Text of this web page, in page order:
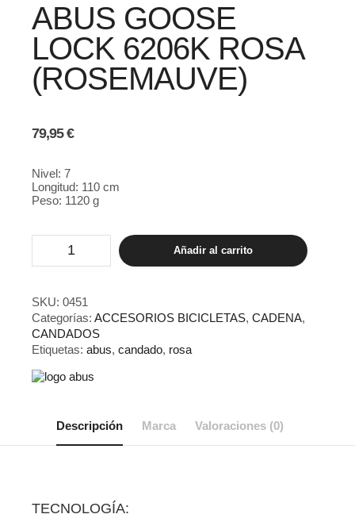
ABUS GOOSE
LOCK 6206K ROSA
(ROSEMAUVE)
79,95€
Nivel: 7
Longitud: 110 cm
Peso: 1120 g
Lock
rosa
(rosemauve)
cantidad
Añadir al carrito
SKU: 0451
Categorías: ACCESORIOS BICICLETAS, CADENA,
CANDADOS
Etiquetas: abus, candado, rosa
Descripción Marca Valoraciones (0)
TECNOLOGÍA: